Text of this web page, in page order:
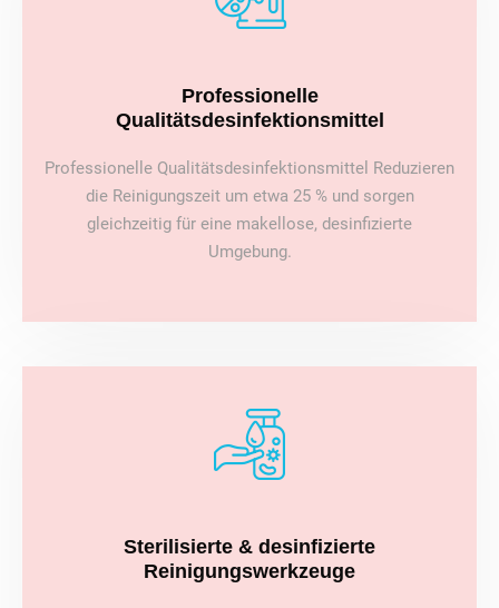
Professionelle
Qualitätsdesinfektionsmittel
Professionelle Qualitätsdesinfektionsmittel Reduzieren
die Reinigungszeit um etwa 25 % und sorgen
gleichzeitig für eine makellose, desinfizierte
Umgebung.
Sterilisierte & desinfizierte
Reinigungswerkzeuge